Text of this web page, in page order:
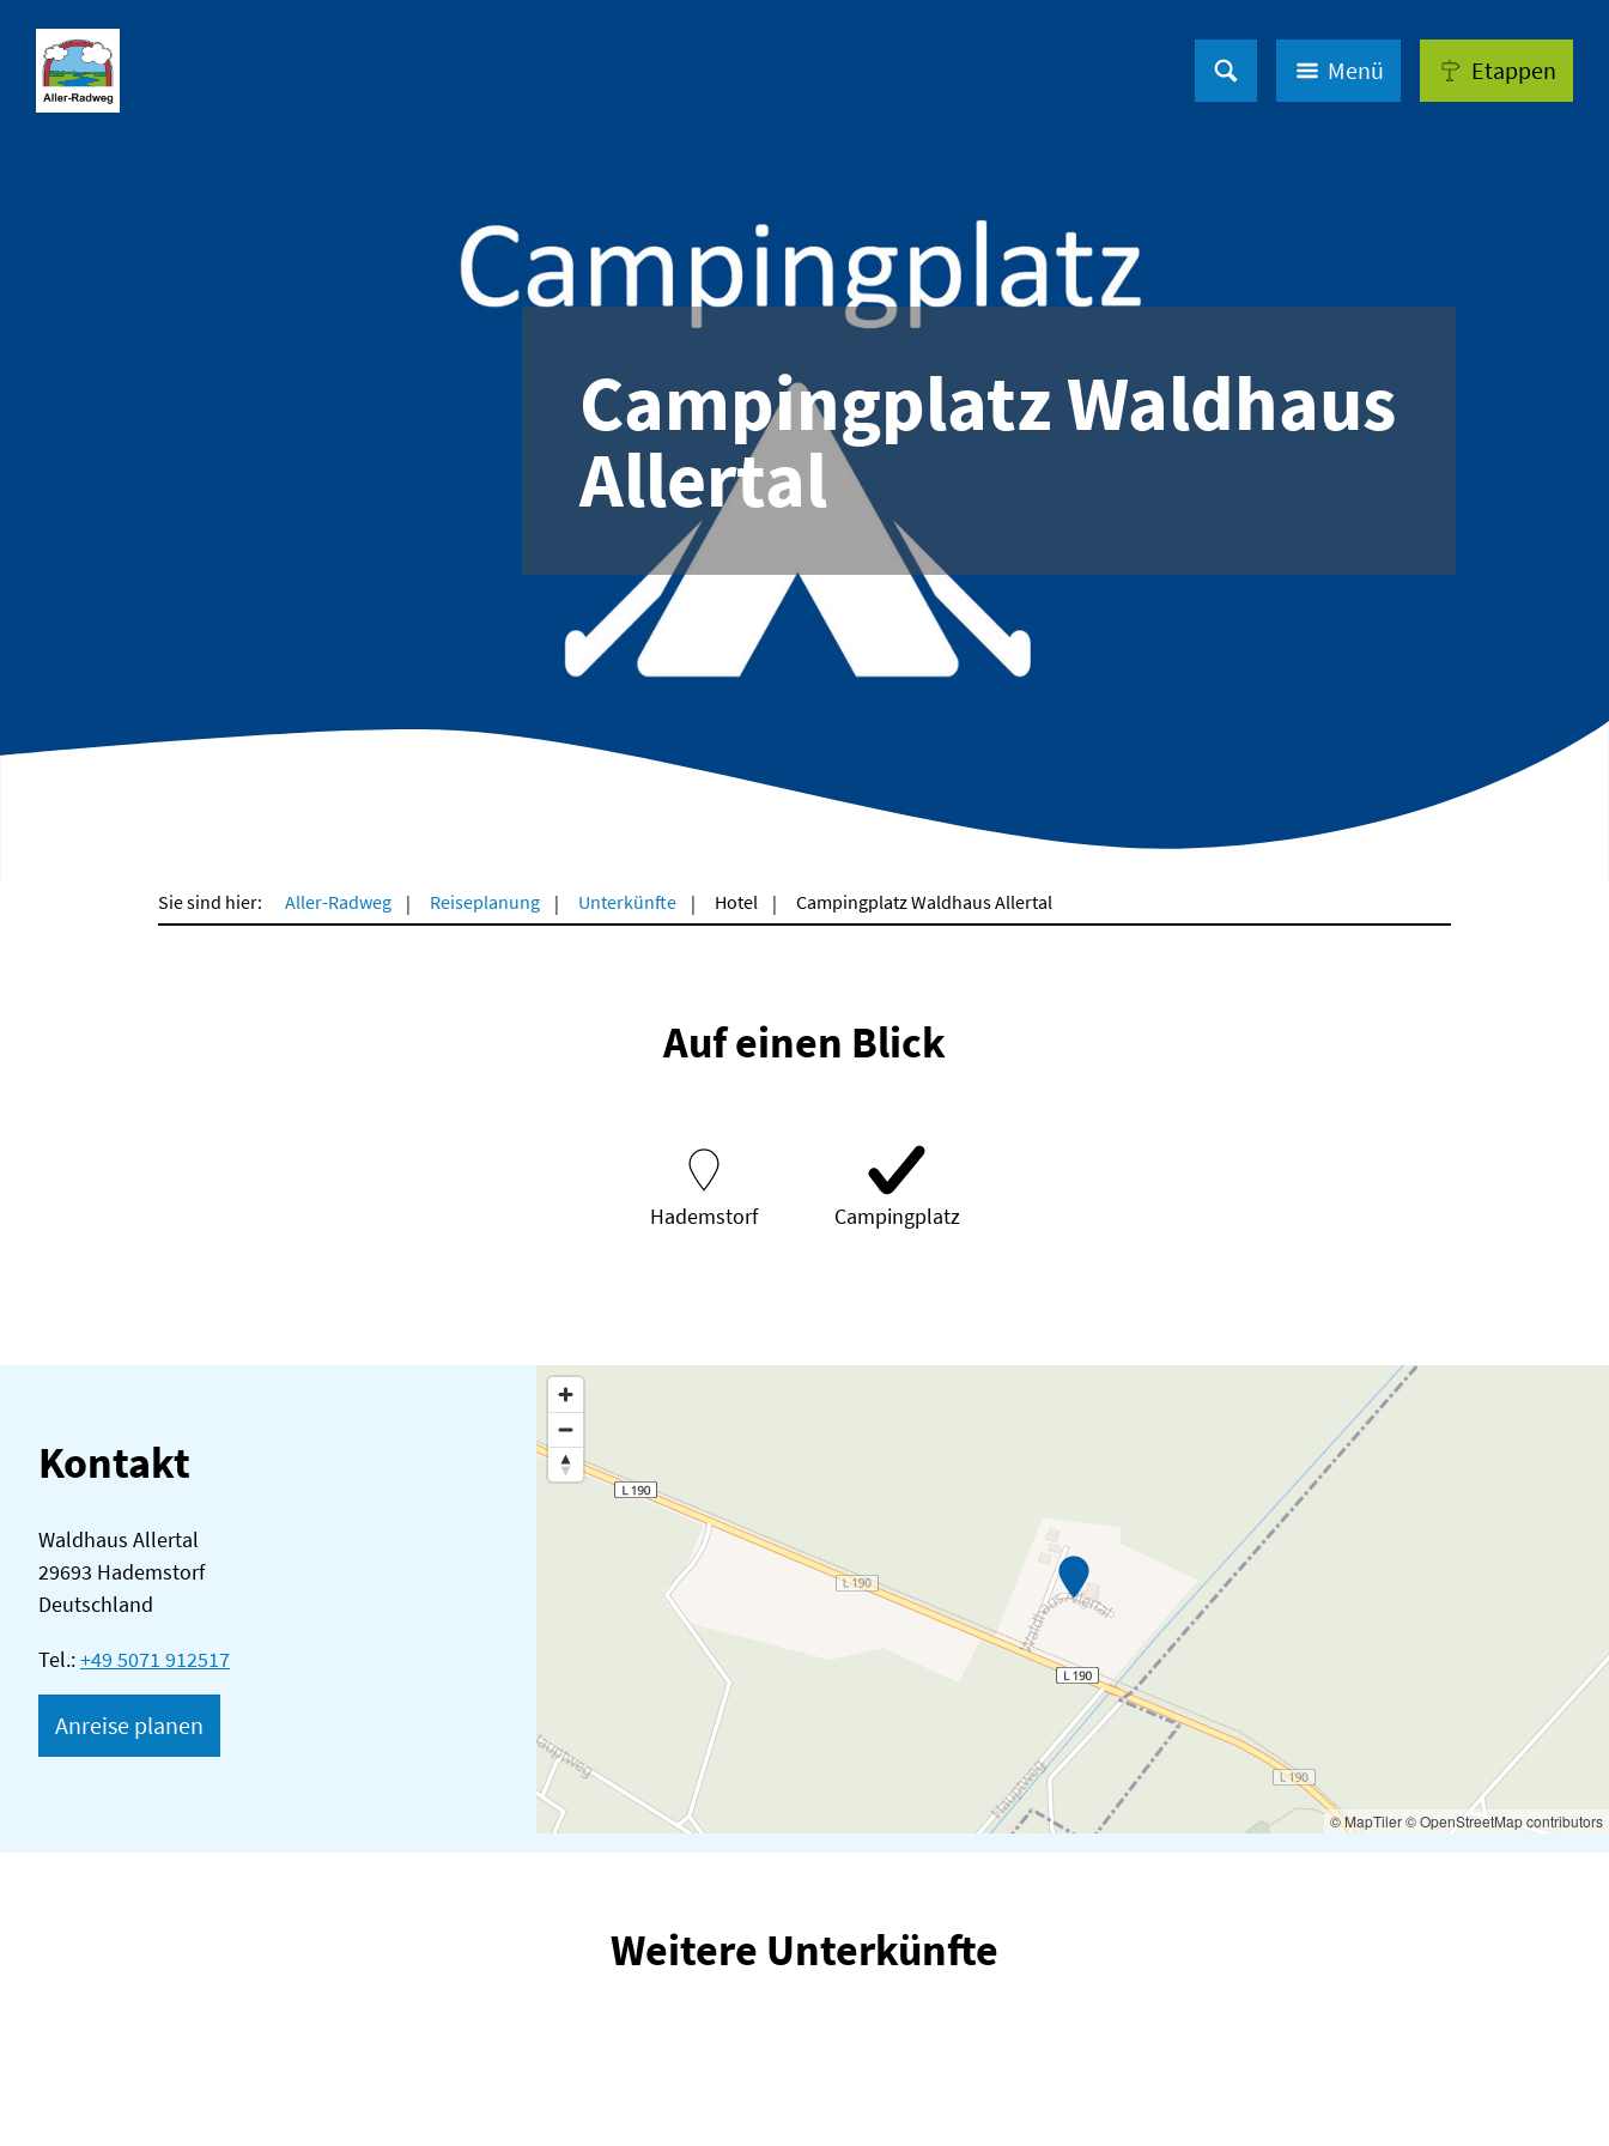
Menü Etappen
Campingplatz Waldhaus
Allertal
Sie sind hier: Aller-Radweg Reiseplanung Unterkünfte Hotel Campingplatz Waldhaus Allertal
Auf einen Blick
Hademstorf Campingplatz
Kontakt
Waldhaus Allertal
29693 Hademstorf
Deutschland
Tel.:+49 5071 912517
Anreise planen
© MapTiler© OpenStreetMap contributors
Weitere Unterkünfte